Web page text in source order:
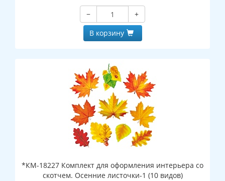
−
+
В корзину
*КМ-18227 Комплект для оформления интерьера со
скотчем. Осенние листочки-1 (10 видов)